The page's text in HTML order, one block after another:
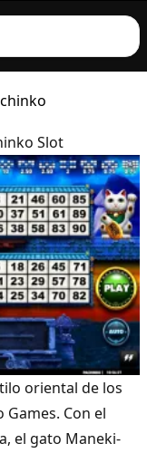
Slot
oriental de los
Games. Con el
el gato Maneki-